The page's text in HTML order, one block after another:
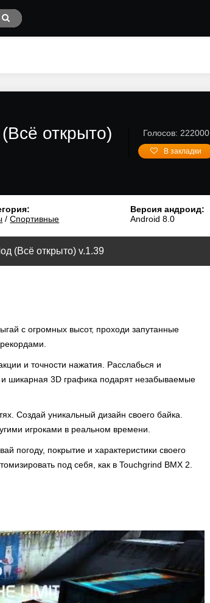
открыто)
Голосов: 222000
В закладки
/Спортивные
Версия андроид:
Android 8.0
(Всё открыто) v.1.39
с огромных высот, проходи запутанные
и точности нажатия. Расслабься и
шикарная 3D графика подарят незабываемые
Создай уникальный дизайн своего байка.
игроками в реальном времени.
погоду, покрытие и характеристики своего
под себя, как в Touchgrind BMX 2.